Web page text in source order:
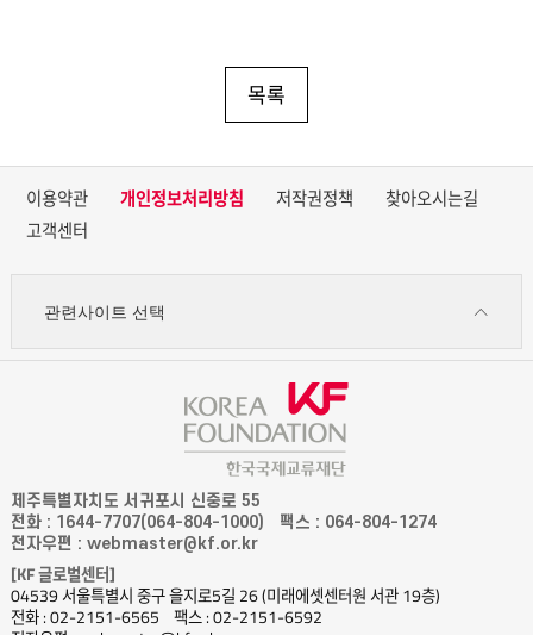
목록
이용약관 개인정보처리방침 저작권정책
찾아오시는길
고객센터
관련사이트 선택
제주특별자치도 서귀포시 신중로 55
전화 : 1644-7707(064-804-1000)
팩스 : 064-804-1274
전자우편 : webmaster@kf.or.kr
[KF 글로벌센터]
04539 서울특별시 중구 을지로5길 26 (미래에셋센터원 서관 19층)
전화 : 02-2151-6565
팩스 : 02-2151-6592